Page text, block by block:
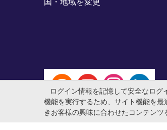
ログイン情報を記憶して安全なロ
機能を実行するため、サイト機能を
きお客様の興味に合わせたコンテンツ